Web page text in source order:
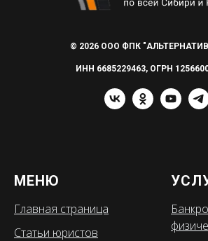
© 2026 ООО ФПК
ИНН 6685229463, ОГРН
МЕНЮ
Главная страница
Статьи юристов